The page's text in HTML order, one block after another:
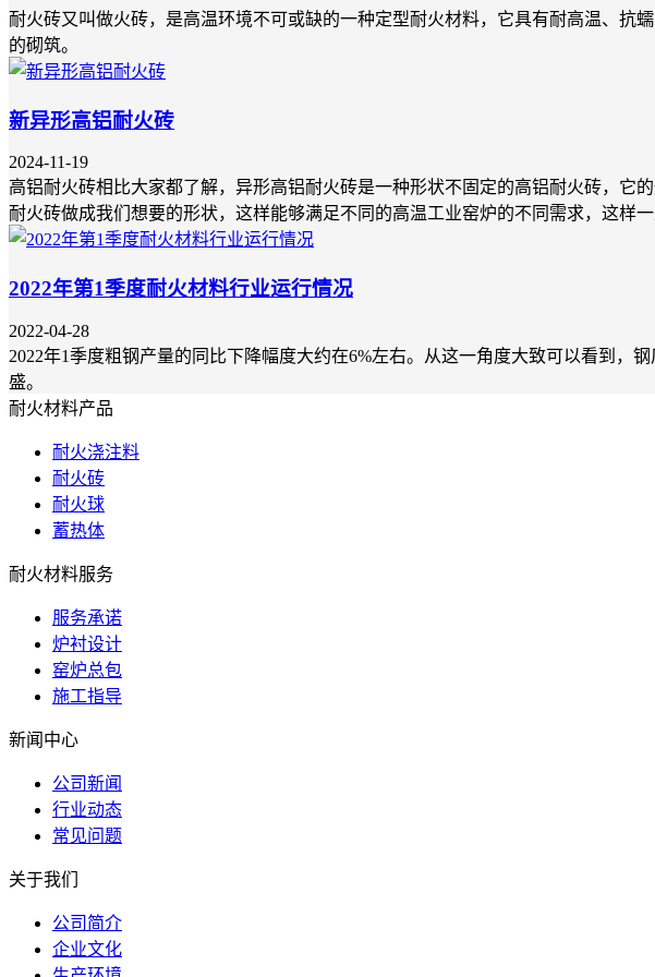
耐火砖又叫做火砖，是高温环境不可或缺的一种定型耐火材料，它具有耐高温、
的砌筑。
新异形高铝耐火砖
2024-11-19
高铝耐火砖相比大家都了解，异形高铝耐火砖是一种形状不固定的高铝耐火砖，它
耐火砖做成我们想要的形状，这样能够满足不同的高温工业窑炉的不同需求，这样一
2022年第1季度耐火材料行业运行情况
2022-04-28
2022年1季度粗钢产量的同比下降幅度大约在6%左右。从这一角度大致可以看到，
盛。
耐火材料产品
耐火浇注料
耐火砖
耐火球
蓄热体
耐火材料服务
服务承诺
炉衬设计
窑炉总包
施工指导
新闻中心
公司新闻
行业动态
常见问题
关于我们
公司简介
企业文化